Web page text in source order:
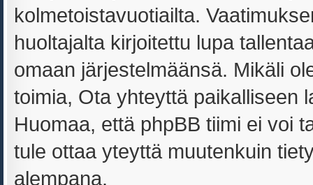
kolmetoistavuotiailta.
huoltajalta kirjoitettu lupa
omaan järjestelmäänsä. Mikäli
toimia, Ota yhteyttä paikalliseen
Huomaa, että phpBB tiimi ei voi
tule ottaa yteyttä muutenkuin
alempana.